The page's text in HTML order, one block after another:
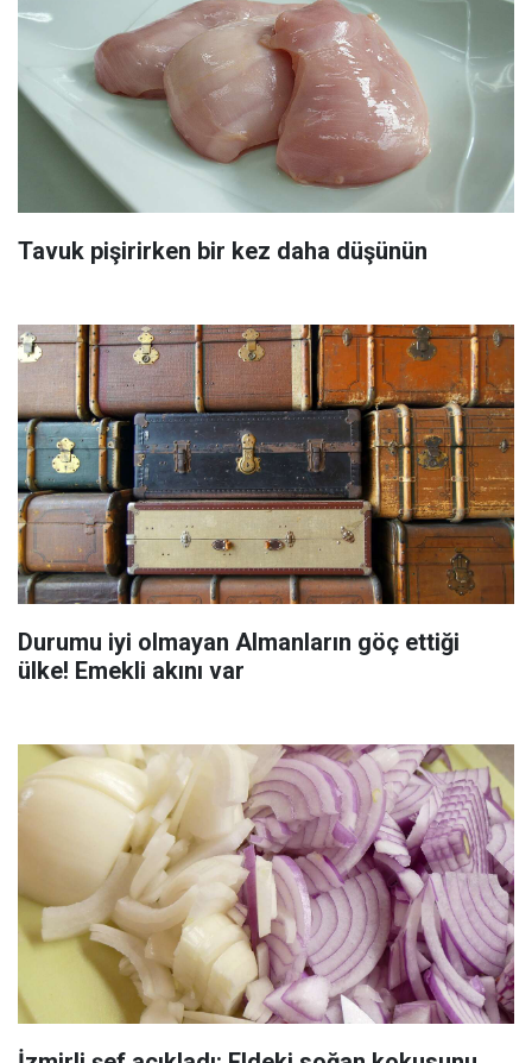
Tavuk pişirirken bir kez daha düşünün
Durumu iyi olmayan Almanların göç ettiği
ülke! Emekli akını var